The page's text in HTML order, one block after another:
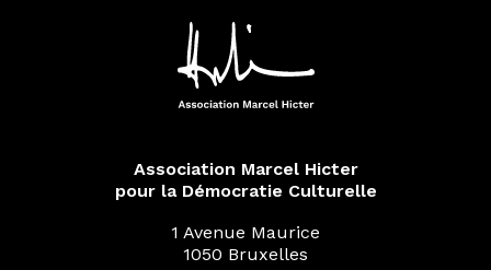
Association Marcel Hicter
pour la Démocratie Culturelle
1 Avenue Maurice
1050 Bruxelles